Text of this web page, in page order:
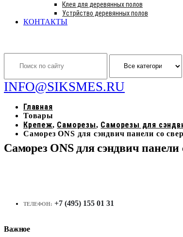
Клея для деревянных полов
Устрйство деревянных полов
КОНТАКТЫ
INFO@SIKSMES.RU
Главная
Товары
Крепеж, Саморезы, Саморезы для
Саморез ONS для сэндвич панели со
Саморез ONS для сэндвич
ТЕЛЕФОН: +7 (495) 155 01 31
Важное